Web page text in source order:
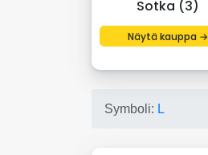
Sotka (3)
Näytä kauppa →
Symboli: L